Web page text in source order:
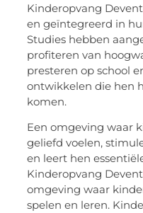
Kinderopvang
en geïntegreerd in
Studies hebben
profiteren van
presteren op school
ontwikkelen die hen
komen.
Een omgeving waar
geliefd voelen,
en leert hen
Kinderopvang
omgeving waar
spelen en leren.